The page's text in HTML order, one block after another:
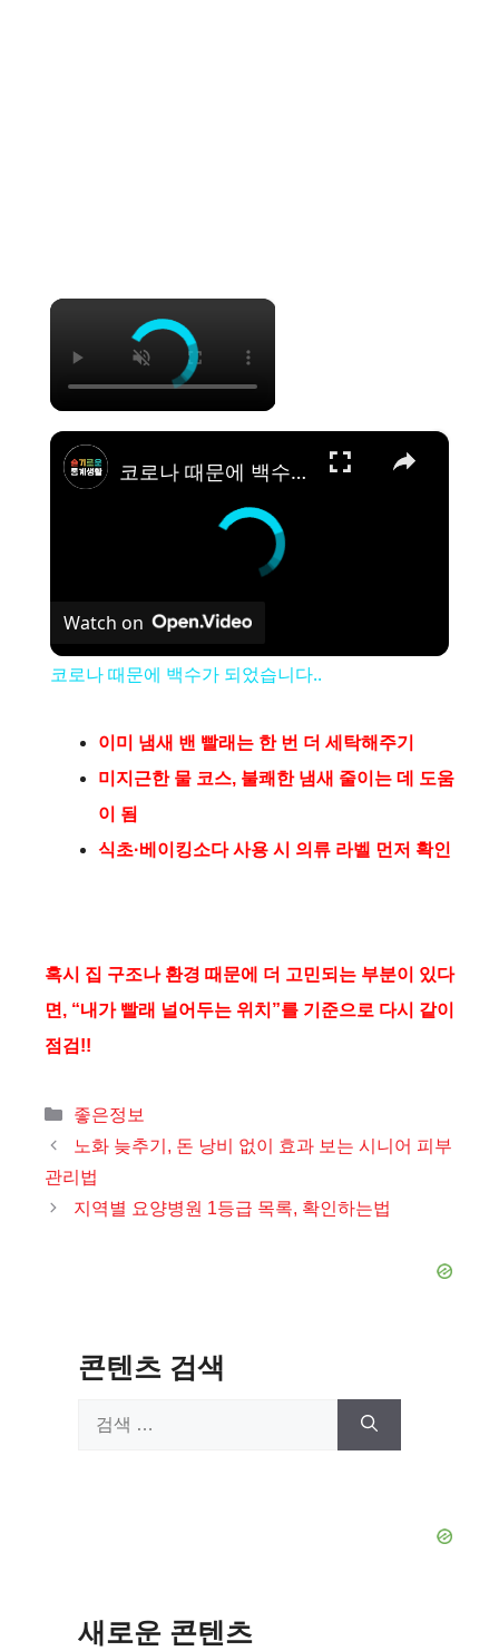
×
×
코로나 때문에 백수가 되었습니다..
Watch on
코로나 때문에 백수가 되었습니다..
이미 냄새 밴 빨래는 한 번 더 세탁해주기
미지근한 물 코스, 불쾌한 냄새 줄이는 데 도움
이 됨
식초·베이킹소다 사용 시 의류 라벨 먼저 확인
혹시 집 구조나 환경 때문에 더 고민되는 부분이 있다
면, “내가 빨래 널어두는 위치”를 기준으로 다시 같이
점검!!
카
테
리
좋은정보
노화 늦추기, 돈 낭비 없이 효과 보는 시니어 피부
관리법
지역별 요양병원 1등급 목록, 확인하는법
콘텐츠 검색
새로운 콘텐츠